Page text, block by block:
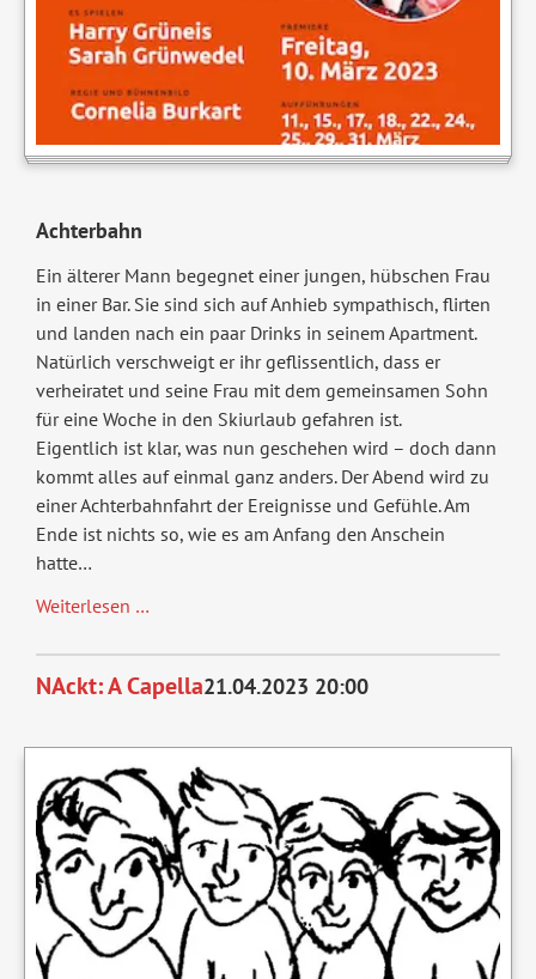
Achterbahn
Ein älterer Mann begegnet einer jungen, hübschen Frau
in einer Bar. Sie sind sich auf Anhieb sympathisch, flirten
und landen nach ein paar Drinks in seinem Apartment.
Natürlich verschweigt er ihr geflissentlich, dass er
verheiratet und seine Frau mit dem gemeinsamen Sohn
für eine Woche in den Skiurlaub gefahren ist.
Eigentlich ist klar, was nun geschehen wird – doch dann
kommt alles auf einmal ganz anders. Der Abend wird zu
einer Achterbahnfahrt der Ereignisse und Gefühle. Am
Ende ist nichts so, wie es am Anfang den Anschein
hatte…
Weiterlesen …Achterbahn
NAckt: A Capella21.04.2023 20:00